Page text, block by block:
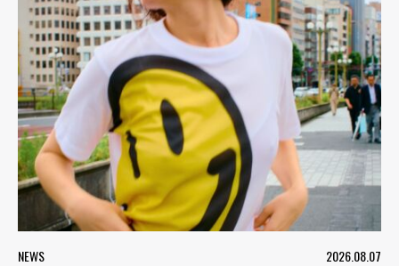
NEWS 2026.08.07